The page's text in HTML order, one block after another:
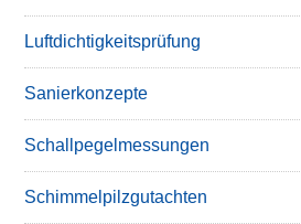
Luftdichtigkeitsprüfung
Sanierkonzepte
Schallpegelmessungen
Schimmelpilzgutachten